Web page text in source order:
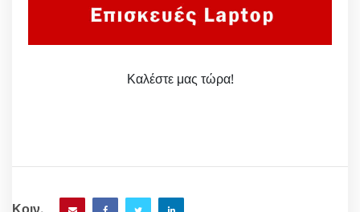
Καλέστε μας τώρα!
Κοιν.